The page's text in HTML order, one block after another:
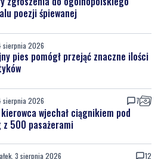
poezji śpiewanej
sierpnia 2026
pies pomógł przejąć znaczne ilości
sierpnia 2026 7
wjechał ciągnikiem pod
z 500 pasażerami
3 sierpnia 2026 12